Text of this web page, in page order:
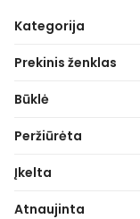
Kategorija
Prekinis ženklas
Būklė
Peržiūrėta
Įkelta
Atnaujinta